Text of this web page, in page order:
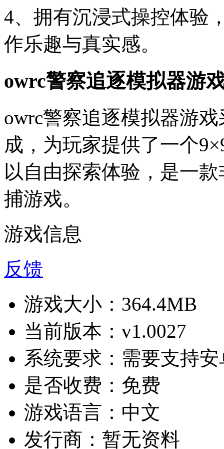
4、拥有沉浸式操控体验
作乐趣与真实感。
owrc警察追逐模拟器游
owrc警察追逐模拟器游
成，为玩家提供了一个
以自由探索体验，是一
捕游戏。
游戏信息
反馈
游戏大小： 364.4MB
当前版本： v1.0027
系统要求： 需要支持
是否收费： 免费
游戏语言： 中文
发行商： 暂无资料